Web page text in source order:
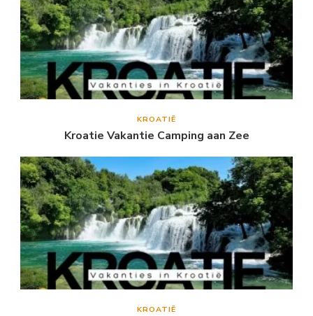
KROATIË
Kroatie Vakantie Camping aan Zee
KROATIË